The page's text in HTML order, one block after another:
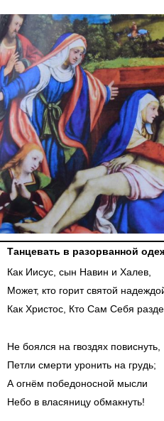
Танцевать в разорванной
Как Иисус, сын Навин и Халев,
Может, кто горит святой
Как Христос, Кто Сам Себя
Не боялся на гвоздях повиснуть,
Петли смерти уронить на грудь;
А огнём победоносной мысли
Небо в власяницу обмакнуть!